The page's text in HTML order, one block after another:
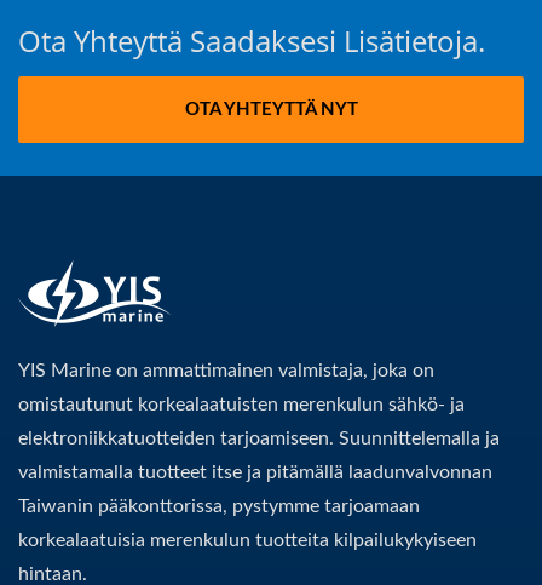
Ota Yhteyttä Saadaksesi Lisätietoja.
OTA YHTEYTTÄ NYT
YIS Marine on ammattimainen valmistaja, joka on
omistautunut korkealaatuisten merenkulun sähkö- ja
elektroniikkatuotteiden tarjoamiseen. Suunnittelemalla ja
valmistamalla tuotteet itse ja pitämällä laadunvalvonnan
Taiwanin pääkonttorissa, pystymme tarjoamaan
korkealaatuisia merenkulun tuotteita kilpailukykyiseen
hintaan.